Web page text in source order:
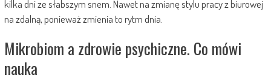
kilka dni ze słabszym snem. Nawet na zmianę stylu pracy z biurowej
na zdalną, ponieważ zmienia to rytm dnia.
Mikrobiom a zdrowie psychiczne. Co mówi
nauka